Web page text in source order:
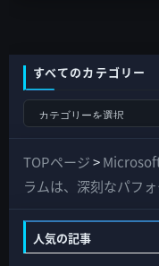
すべてのカテゴリー
て
の
ゴ
TOPページ>
ラムは、深刻なパフ
人気の記事